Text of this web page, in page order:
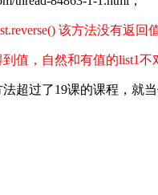
该方法没有返
值，自然和有值的list1
超过了19课的课程，就当